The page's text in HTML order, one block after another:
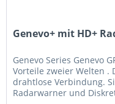
Genevo+ mit HD+
Genevo Series Genevo
Vorteile zweier Welten .
drahtlose Verbindung.
Radarwarner und